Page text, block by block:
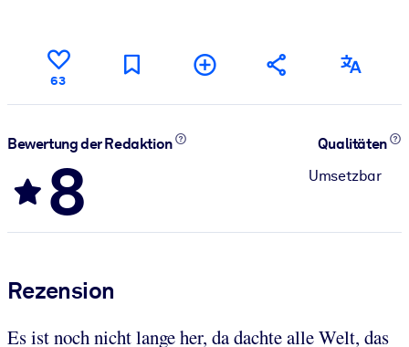
63
Bewertung der Redaktion
8
Qualitäten
Umsetzbar
Rezension
Es ist noch nicht lange her, da dachte alle Welt, das